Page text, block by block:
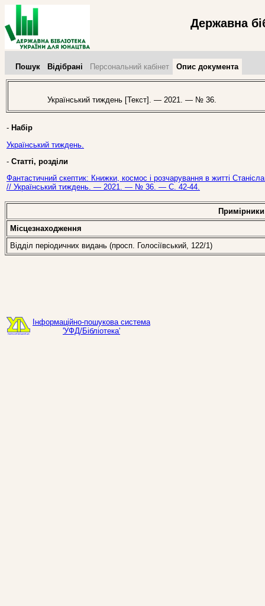
Державна
Пошук Відібрані Персональний кабінет Опис документа
Український тиждень [Текст]. — 2021. — № 36.
- Набір
Український тиждень.
- Статті, розділи
Фантастичний скептик: Книжки, космос і розчарування в житті
// Український тиждень. — 2021. — № 36. — С. 42-44.
Примірники
Місцезнаходження
Відділ періодичних видань (просп. Голосіївський, 122/1)
Інформаційно-пошукова система
'УФД/Бібліотека'